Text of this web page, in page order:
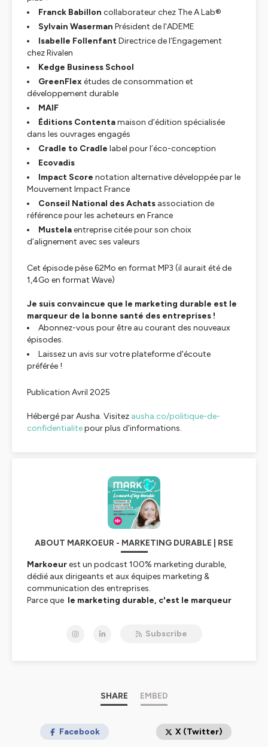
Franck Babillon collaborateur chez The A Lab®
Sylvain Waserman Président de l'ADEME
Isabelle FollenfantDirectrice de l’Engagement
chez Rivalen
Kedge Business School
GreenFlex études de consommation et
développement durable
MAIF
Éditions Contentamaison d’édition spécialisée
dans les ouvrages engagés
Cradle to Cradle label pour l’éco-conception
Ecovadis
Impact Score notation alternative développée par le
Mouvement Impact France
Conseil National des Achats association de
référence pour les acheteurs en France
Mustelaentreprise citée pour son choix
d’alignement avec ses valeurs
Cet épisode pèse 62Mo en format MP3 (il aurait été de
1,4Go en format Wave)
Je suis convaincue que le marketing durable est le
marqueur de la bonne santé des entreprises !
Abonnez-vous pour être au courant des nouveaux
épisodes.
Laissez un avis sur votre plateforme d'écoute
préférée !
Publication Avril 2025
Hébergé par Ausha. Visitez ausha.co/politique-de-
confidentialitepour plus d'informations.
ABOUT MARKOEUR - MARKETING DURABLE | RSE
Markoeurest un podcast 100% marketing durable,
dédié aux dirigeants et aux équipes marketing &
communication des entreprises.
Parce que le marketing durable, c'est le marqueur
Diane Cantan, à la découverte du marketing durable, de
Parce que gérer des projets marketing avec le cœur
nous emmène plus loin dans la formulation d’une offre
collaborateurs.
Subscribe
SHARE EMBED
Facebook X (Twitter)